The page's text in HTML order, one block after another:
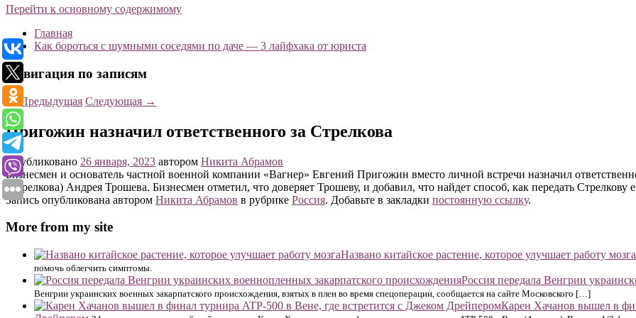
Перейти к основному содержимому
Главная
Как бороться с шумными соседями по даче — 3 лайфхака от юриста
Навигация по записям
←Предыдущая Следующая →
Пригожин назначил ответственного за Стрелкова
Опубликовано 26 января, 2023 автором Никита Абрамов
Бизнесмен и основатель частной военной компании «Вагнер» Евгений Пригожин вместо личной встречи назначил
(Стрелкова) Андрея Трошева. Бизнесмен отметил, что доверяет Трошеву, и добавил, что найдет способ, как передать Стрелкову
Запись опубликована автором Никита Абрамов в рубрике Россия. Добавьте в закладки постоянную ссылку.
More from my site
Названо китайское растение, которое улучшает работу мозга
помочь облегчить симптомы.
Россия передала Венгрии
Венгрии украинских военных закарпатского происхождения, взятых в плен во время спецоперации, сообщается на сайте Московского […]
Карен Хачанов вышел в